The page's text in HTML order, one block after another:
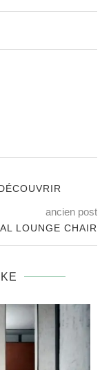
ancien post
LOUNGE CHAIR